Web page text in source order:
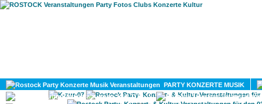
PARTY KONZERTE MUSIK
KULTUR